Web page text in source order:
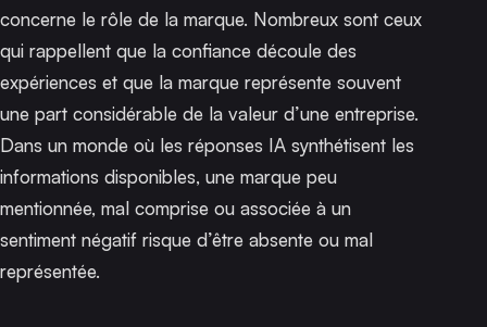
concerne le rôle de la marque. Nombreux sont ceux
qui rappellent que la confiance découle des
expériences et que la marque représente souvent
une part considérable de la valeur d’une entreprise.
Dans un monde où les réponses IA synthétisent les
informations disponibles, une marque peu
mentionnée, mal comprise ou associée à un
sentiment négatif risque d’être absente ou mal
représentée.